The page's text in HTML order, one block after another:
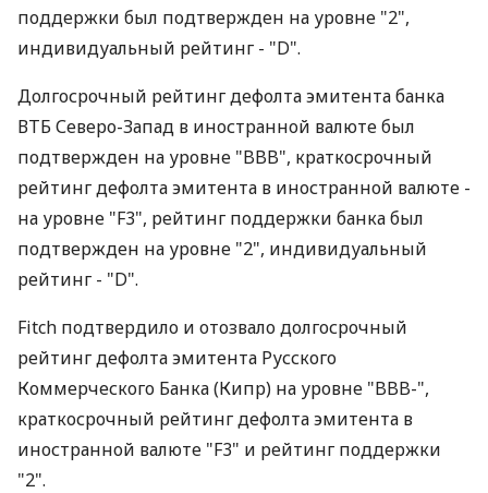
поддержки был подтвержден на уровне "2",
индивидуальный рейтинг - "D".
Долгосрочный рейтинг дефолта эмитента банка
ВТБ Северо-Запад в иностранной валюте был
подтвержден на уровне "BBB", краткосрочный
рейтинг дефолта эмитента в иностранной валюте -
на уровне "F3", рейтинг поддержки банка был
подтвержден на уровне "2", индивидуальный
рейтинг - "D".
Fitch подтвердило и отозвало долгосрочный
рейтинг дефолта эмитента Русского
Коммерческого Банка (Кипр) на уровне "BBB-",
краткосрочный рейтинг дефолта эмитента в
иностранной валюте "F3" и рейтинг поддержки
"2".